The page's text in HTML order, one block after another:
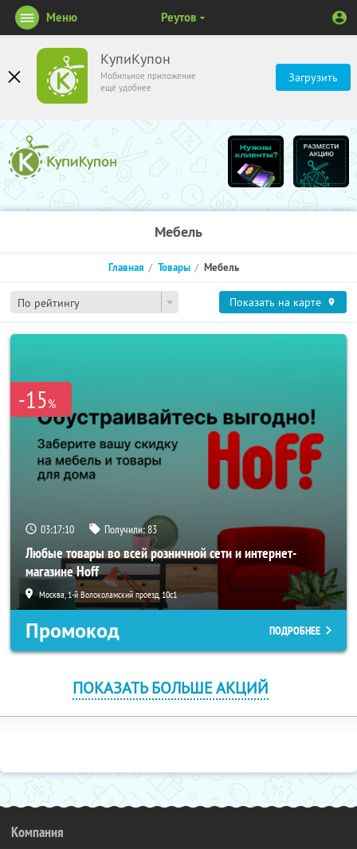
КупиКупон
Мобильное приложение
ещё удобнее
Загрузить
Меню Реутов
Мебель
По рейтингу
Главная Товары Мебель
Показать на карте
-15%
03:17:09 Получили:83
Любые товары во всей розничной сети и интернет-
магазине Hoff
Москва, 1-й Волоколамский проезд, 10с1
Промокод ПОДРОБНЕЕ
ПОКАЗАТЬ БОЛЬШЕ АКЦИЙ
Компания